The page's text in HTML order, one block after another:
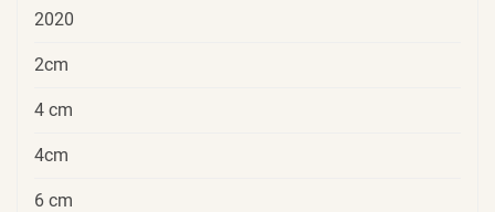
2020
2cm
4 cm
4cm
6 cm